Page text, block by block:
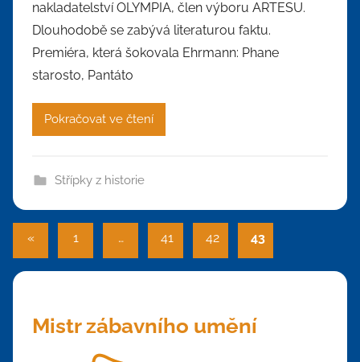
nakladatelství OLYMPIA, člen výboru ARTESU.
Dlouhodobě se zabývá literaturou faktu.
Premiéra, která šokovala Ehrmann: Phane
starosto, Pantáto
Pokračovat ve čtení
Střípky z historie
Stránkování
příspěvků
«Předchozí
příspěvky
1 … 41 42 43
Mistr zábavního umění